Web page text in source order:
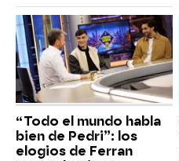
“Todo el mundo habla
bien de Pedri”: los
elogios de Ferran